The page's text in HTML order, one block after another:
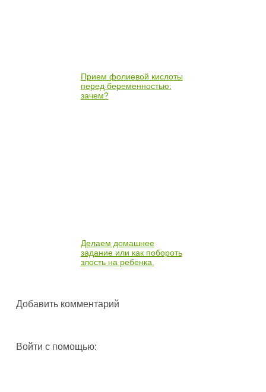
Прием фолиевой кислоты
перед беременностью:
зачем?
Делаем домашнее
задание или как побороть
злость на ребенка.
Добавить комментарий
Войти с помощью: